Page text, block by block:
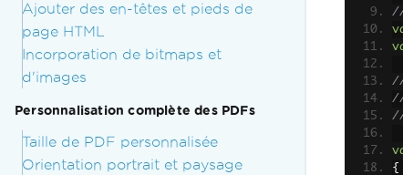
Ajouter des en-têtes et pieds de
page HTML
Incorporation de bitmaps et
d'images
Personnalisation complète des PDFs
Taille de PDF personnalisée
Orientation portrait et paysage
//
//
{